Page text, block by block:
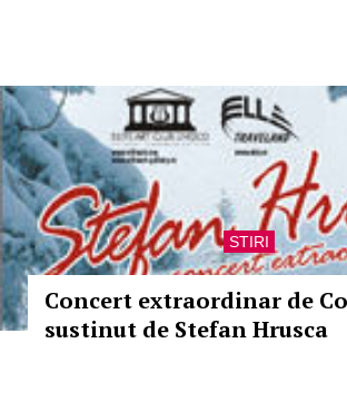
STIRI
Concert extraordinar de
sustinut de Stefan Hrusca